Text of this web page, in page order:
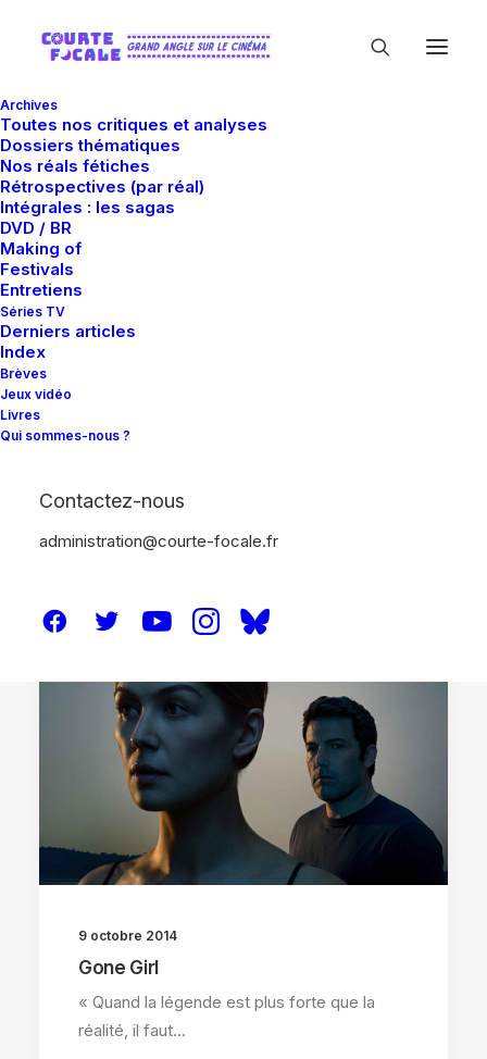
Archives
Toutes nos critiques et analyses
Dossiers thématiques
Nos réals fétiches
Rétrospectives (par réal)
Intégrales : les sagas
DVD / BR
Making of
Festivals
Entretiens
Séries TV
Derniers articles
Index
Brèves
Jeux vidéo
Livres
Qui sommes-nous ?
Contactez-nous
administration@courte-focale.fr
9 octobre 2014
Gone Girl
« Quand la légende est plus forte que la
réalité, il faut…